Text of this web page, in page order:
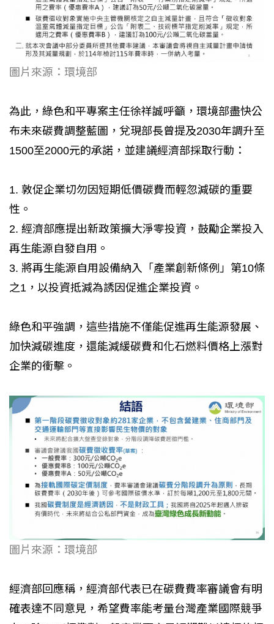
圖片來源：環境部
為此，綠色和平專案主任徐祥誠呼籲，環境部盡快公
布未來碳費調整藍圖，兌現部長曾提及2030年調升至
1500至2000元的承諾，並建議經濟部採取行動：
1. 敦促企業切勿因短期低價碳費而輕忽減碳的重要
性。
2. 經濟部應提出新政策擴大淨零投資，鼓勵企業投入
再生能源自發自用。
3. 將再生能源自用設備納入「產業創新條例」第10條
之1，以投資抵減為誘因促進企業投資。
綠色和平強調，這些措施不僅能促進再生能源發展、
加快減碳進度，還能減緩碳費和化石燃料價格上漲對
企業的衝擊。
圖片來源：環境部
經濟部回應稱，經濟部代表已在碳費費率審議會有明
確表達不同意見，希望費率能考量台灣產業國際競爭